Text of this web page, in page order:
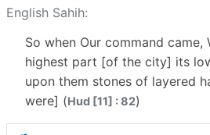
English Sahih:
So when Our command came,
highest part [of the city] its
upon them stones of layered
were] (Hud [11] : 82)